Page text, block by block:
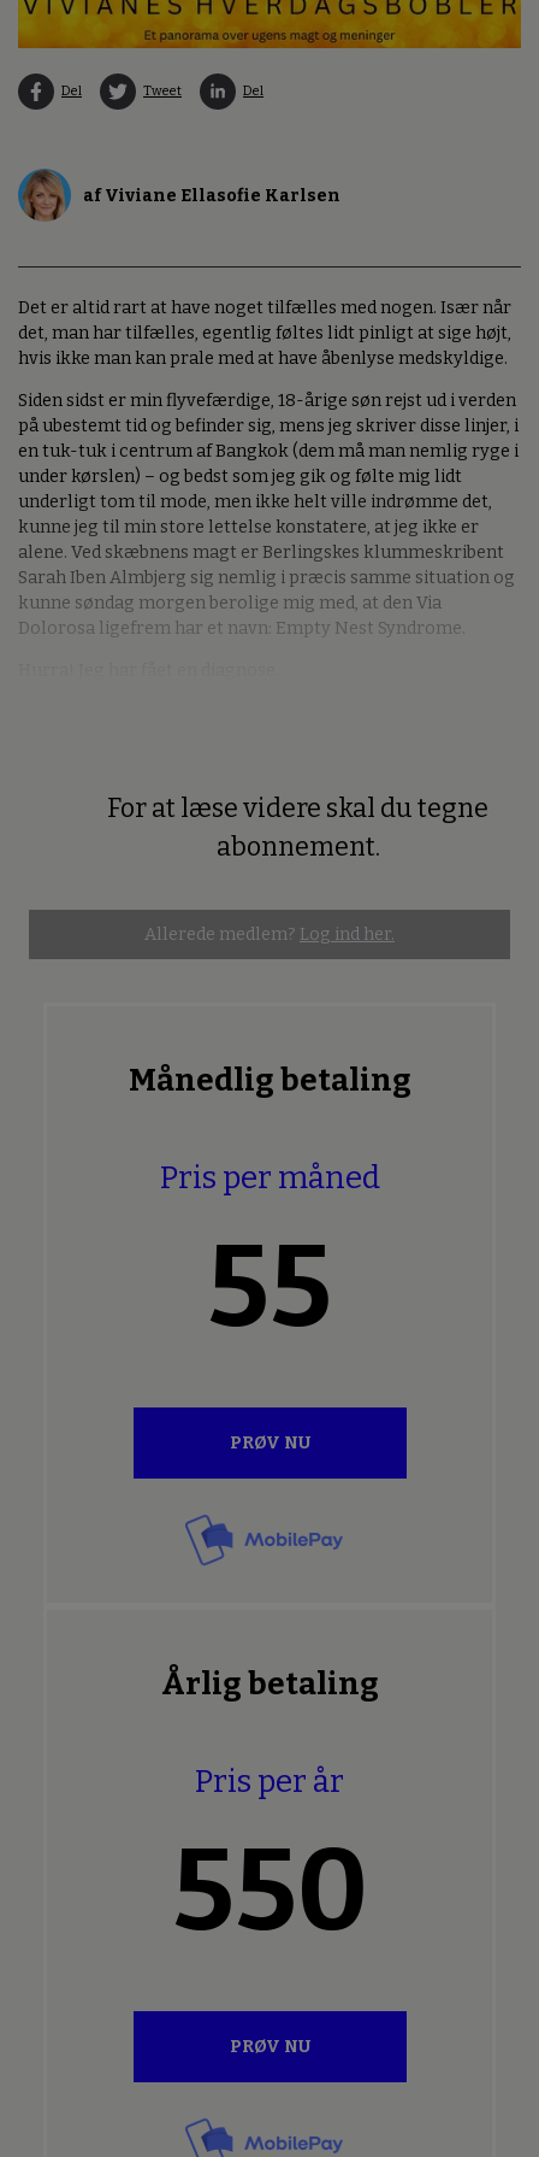
Del Tweet Del
af Viviane Ellasofie Karlsen
Det er altid rart at have noget tilfælles med nogen. Især når
det, man har tilfælles, egentlig føltes lidt pinligt at sige højt,
hvis ikke man kan prale med at have åbenlyse medskyldige.
Siden sidst er min flyvefærdige, 18-årige søn rejst ud i verden
på ubestemt tid og befinder sig, mens jeg skriver disse linjer, i
en tuk-tuk i centrum af Bangkok (dem må man nemlig ryge i
under kørslen) – og bedst som jeg gik og følte mig lidt
underligt tom til mode, men ikke helt ville indrømme det,
kunne jeg til min store lettelse konstatere, at jeg ikke er
alene. Ved skæbnens magt er Berlingskes klummeskribent
Sarah Iben Almbjerg sig nemlig i præcis samme situation og
kunne søndag morgen berolige mig med, at den Via
Dolorosa ligefrem har et navn: Empty Nest Syndrome.
For at læse videre skal du tegne
abonnement.
Allerede medlem? Log ind her.
Månedlig betaling
Pris per måned
55
PRØV NU
Årlig betaling
Pris per år
550
PRØV NU